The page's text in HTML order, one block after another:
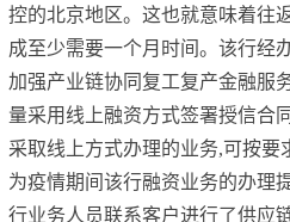
控的北京地区。这也就意味着往
成至少需要一个月时间。该行经
加强产业链协同复工复产金融服
量采用线上融资方式签署授信合
采取线上方式办理的业务,可按要
为疫情期间该行融资业务的办理
行业务人员联系客户进行了供应